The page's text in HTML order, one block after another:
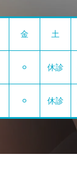
金 土
⚪︎ 休診
⚪︎ 休診